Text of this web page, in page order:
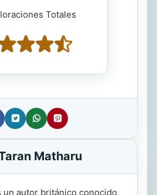
Totales
Matharu
un autor británico conocido